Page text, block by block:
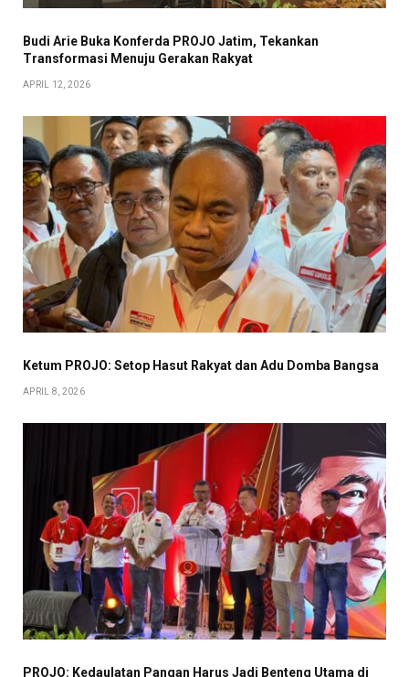
Budi Arie Buka Konferda PROJO Jatim, Tekankan
Transformasi Menuju Gerakan Rakyat
APRIL 12, 2026
Ketum PROJO: Setop Hasut Rakyat dan Adu Domba Bangsa
APRIL 8, 2026
PROJO: Kedaulatan Pangan Harus Jadi Benteng Utama di